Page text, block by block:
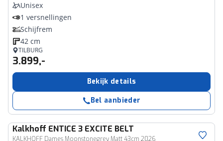
Unisex
1 versnellingen
Schijfrem
42 cm
TILBURG
3.899,-
Bekijk details
Bel aanbieder
Kalkhoff ENTICE 3 EXCITE BELT
KALKHOFF Dames Moonstonegrey Matt 43cm 2026